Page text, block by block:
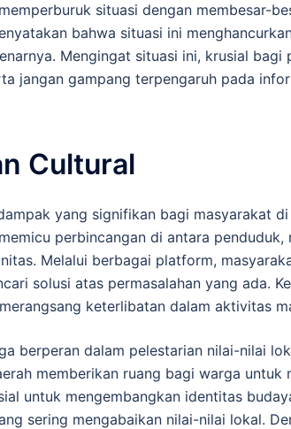
situasi dengan membesar-
bahwa situasi ini
Mengingat situasi ini, krusial
jangan gampang terpengaruh pada
Cultural
yang signifikan bagi masyarakat
perbincangan di antara penduduk,
Melalui berbagai platform,
solusi atas permasalahan yang ada.
keterlibatan dalam aktivitas
berperan dalam pelestarian nilai-nilai
memberikan ruang bagi warga untuk
untuk mengembangkan identitas
sering mengabaikan nilai-nilai lokal.